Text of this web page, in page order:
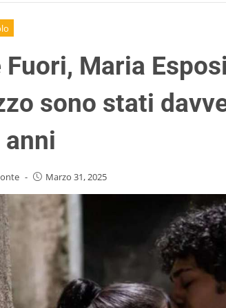
Fuori, Maria
sono stati
- Marzo 31, 2025